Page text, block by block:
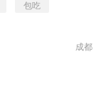
包吃
成都